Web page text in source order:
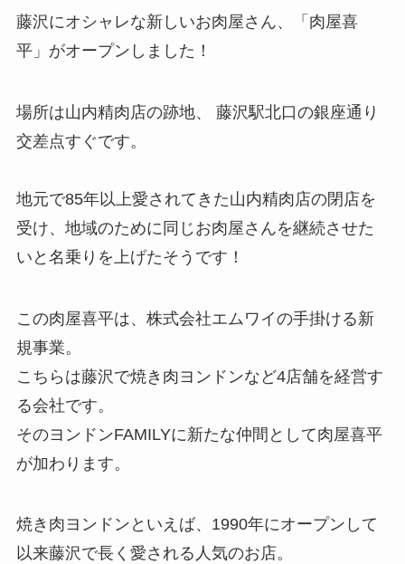
藤沢にオシャレな新しいお肉屋さん、「肉屋喜
平」がオープンしました！
場所は山内精肉店の跡地、 藤沢駅北口の銀座通り
交差点すぐです。
地元で85年以上愛されてきた山内精肉店の閉店を
受け、地域のために同じお肉屋さんを継続させた
いと名乗りを上げたそうです！
この肉屋喜平は、株式会社エムワイの手掛ける新
規事業。
こちらは藤沢で焼き肉ヨンドンなど4店舗を経営す
る会社です。
そのヨンドンFAMILYに新たな仲間として肉屋喜平
が加わります。
焼き肉ヨンドンといえば、1990年にオープンして
以来藤沢で長く愛される人気のお店。